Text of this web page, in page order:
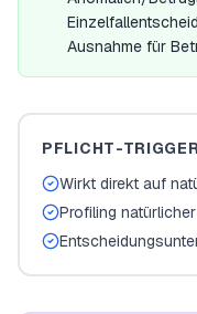
Ausnahme für
PFLICHT-
Wirkt direkt auf
Profiling